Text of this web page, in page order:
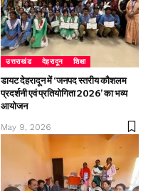
उत्तराखंड देहरादून शिक्षा
डायट देहरादून में ‘जनपद स्तरीय कौशलम
प्रदर्शनी एवं प्रतियोगिता 2026’ का भव्य
आयोजन
May 9, 2026